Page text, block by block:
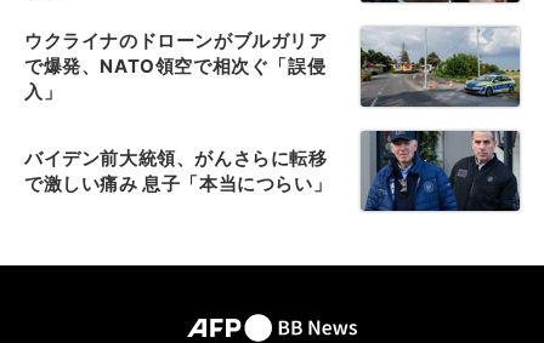
ウクライナのドローンがブルガリア
で爆発、NATO領空で相次ぐ「誤侵
入」
バイデン前大統領、がんさらに転移
で激しい痛み 息子「本当につらい」